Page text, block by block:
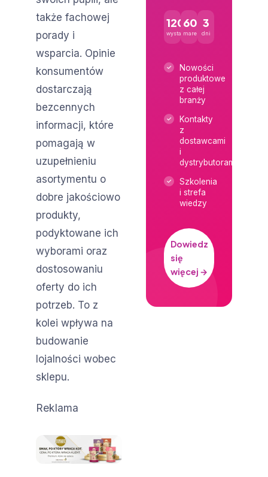
także fachowej
porady i
wsparcia. Opinie
konsumentów
dostarczają
bezcennych
informacji, które
pomagają w
uzupełnieniu
asortymentu o
dobre jakościowo
produkty,
podyktowane ich
wyborami oraz
dostosowaniu
oferty do ich
potrzeb. To z
kolei wpływa na
budowanie
lojalności wobec
sklepu.
Reklama
120+
wystawców
600+
marek
3
dni
Nowości
produktowe
z całej
branży
Kontakty
z
dostawcami
i
dystrybutorami
Szkolenia
i strefa
wiedzy
Dowiedz
się
więcej →